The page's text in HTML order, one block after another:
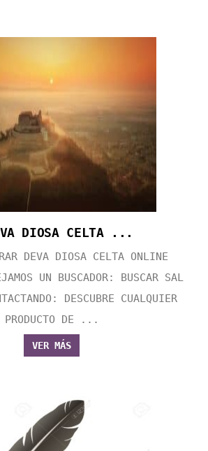
DIOSA CELTA ...
DEVA DIOSA CELTA ONLINE
UN BUSCADOR: BUSCAR SAL
DESCUBRE CUALQUIER
PRODUCTO DE ...
VER MÁS